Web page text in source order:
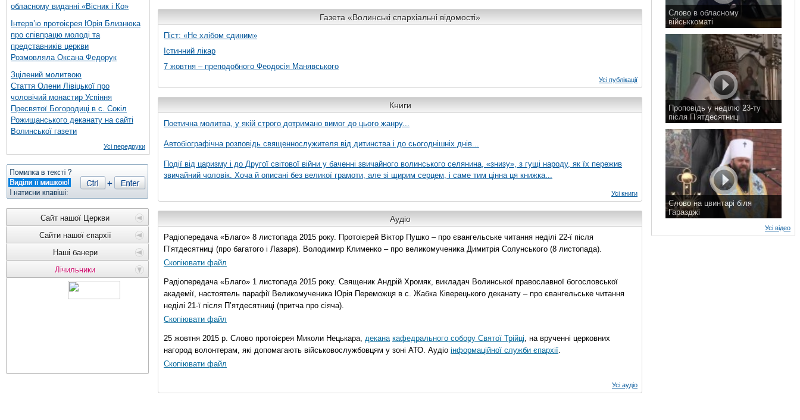
обласному виданні «Вісник і Ко»
Інтерв’ю протоієрея Юрія Близнюка
про співпрацю молоді та
представників церкви
Розмовляла Оксана Федорук
Зцілений молитвою
Стаття Олени Лівіцької про
чоловічий монастир Успіння
Пресвятої Богородиці в с. Сокіл
Рожищанського деканату на сайті
Волинської газети
Усі передруки
Сайт нашої Церкви
Сайти нашої єпархії
Наші банери
Лічильники
Газета «Волинські єпархіальні відомості»
Піст: «Не хлібом єдиним»
Істинний лікар
7 жовтня – преподобного Феодосія Манявського
Усі публікації
Книги
Поетична молитва, у якій строго дотримано вимог до цього жанру...
Автобіографічна розповідь священнослужителя від дитинства і до сьогоднішніх днів...
Події від царизму і до Другої світової війни у баченні звичайного волинського селянина, «знизу», з гущі народу, як їх пережив
звичайний чоловік. Хоча й описані без великої грамоти, але зі щирим серцем, і саме тим цінна ця книжка...
Усі книги
Аудіо
Радіопередача «Благо» 8 листопада 2015 року. Протоієрей Віктор Пушко – про євангельське читання неділі 22-ї після
П’ятдесятниці (про багатого і Лазаря). Володимир Клименко – про великомученика Димитрія Солунського (8 листопада).
Скопіювати файл
Радіопередача «Благо» 1 листопада 2015 року. Священик Андрій Хромяк, викладач Волинської православної богословської
академії, настоятель парафії Великомученика Юрія Переможця в с. Жабка Ківерецького деканату – про євангельське читання
неділі 21-ї після П’ятдесятниці (притча про сіяча).
Скопіювати файл
25 жовтня 2015 р. Слово протоієрея Миколи Нецькара, декана кафедрального собору Святої Трійці, на врученні церковних
нагород волонтерам, які допомагають військовослужбовцям у зоні АТО. Аудіо інформаційної служби єпархії.
Скопіювати файл
Усі аудіо
Слово в обласному
військкоматі
Проповідь у неділю 23-ту
після П’ятдесятниці
Слово на цвинтарі біля
Гаразджі
Усі відео